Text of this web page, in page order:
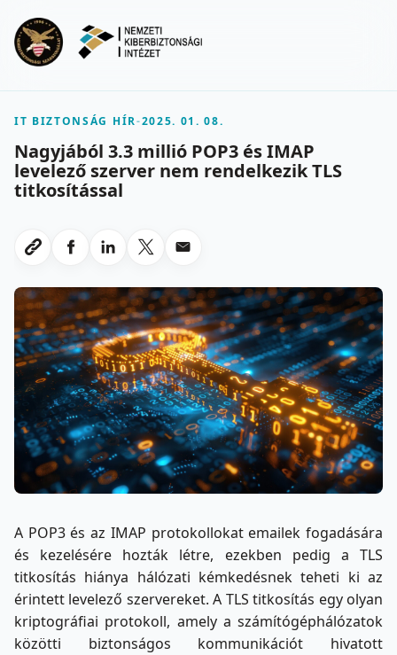
IT BIZTONSÁG HÍR-2025. 01. 08.
Nagyjából 3.3 millió POP3 és IMAP
levelező szerver nem rendelkezik TLS
titkosítással
Link masolasa
Megosztas Facebookon
Megosztas LinkedInen
Megosztas X-en
Megosztas emailben
A POP3 és az IMAP protokollokat emailek fogadására
és kezelésére hozták létre, ezekben pedig a TLS
titkosítás hiánya hálózati kémkedésnek teheti ki az
érintett levelező szervereket. A TLS titkosítás egy olyan
kriptográfiai protokoll, amely a számítógéphálózatok
közötti biztonságos kommunikációt hivatott